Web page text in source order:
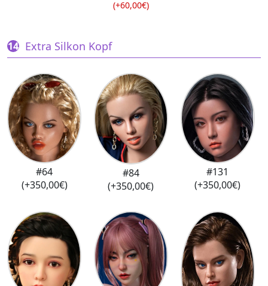
(+60,00€)
Extra Silkon Kopf
#64
(+350,00€)
#84
(+350,00€)
#131
(+350,00€)